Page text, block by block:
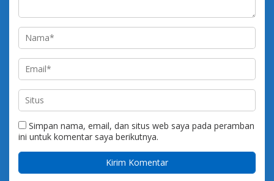
Simpan nama, email, dan situs web saya pada peramban
ini untuk komentar saya berikutnya.